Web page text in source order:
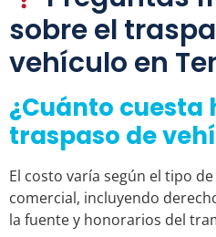
sobre el
vehículo en
¿Cuánto cuesta
traspaso de
El costo varía según el tipo
comercial, incluyendo
la fuente y honorarios del